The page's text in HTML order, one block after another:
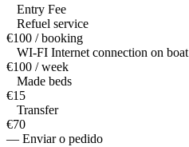
Entry Fee
Refuel service
€100 / booking
WI-FI Internet connection on boat
€100 / week
Made beds
€15
Transfer
€70
— Enviar o pedido